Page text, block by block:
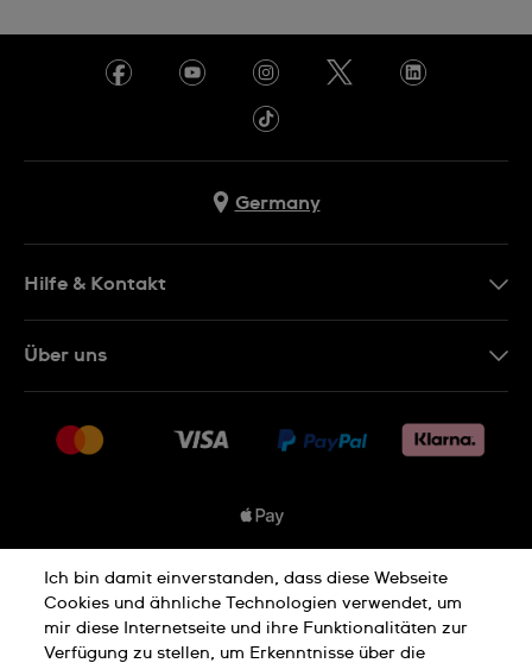
Germany
Hilfe & Kontakt
Rücksendung und Entsorgung
Über uns
Jobs
Datenschutzbedingungen
Ich bin damit einverstanden, dass diese Webseite
Cookies und ähnliche Technologien verwendet, um
mir diese Internetseite und ihre Funktionalitäten zur
Verfügung zu stellen, um Erkenntnisse über die